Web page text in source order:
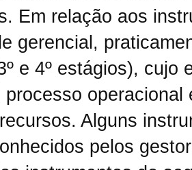
Em relação aos
gerencial,
e 4º estágios),
processo
Alguns
pelos